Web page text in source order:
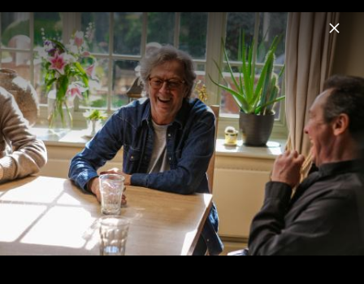
Menu
Eric Clapton
Home News Musik Videos Fotos Biografie
Pressefotos "The Lady In The Balcony:
Lockdown Sessions"